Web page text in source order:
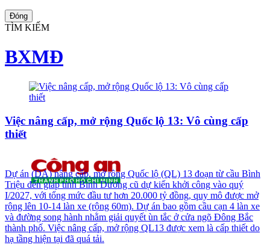
Đóng
TÌM KIẾM
BXMĐ
Việc nâng cấp, mở rộng Quốc lộ 13: Vô cùng cấp
thiết
Dự án (DA) nâng cấp, mở rộng Quốc lộ (QL) 13 đoạn từ cầu Bình
Triệu đến giáp tỉnh Bình Dương cũ dự kiến khởi công vào quý
I/2027, với tổng mức đầu tư hơn 20.000 tỷ đồng, quy mô được mở
rộng lên 10-14 làn xe (rộng 60m). Dự án bao gồm cầu cạn 4 làn xe
và đường song hành nhằm giải quyết ùn tắc ở cửa ngõ Đông Bắc
thành phố. Việc nâng cấp, mở rộng QL13 được xem là cấp thiết do
hạ tầng hiện tại đã quá tải.